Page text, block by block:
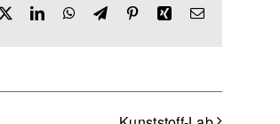
LinkedInWhatsApp
TelegramPinterestXingE-